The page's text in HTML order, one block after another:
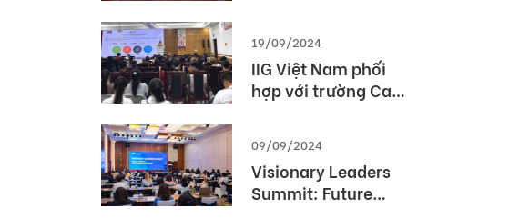
19/09/2024
IIG Việt Nam phối
hợp với trường Cao
“TOEIC- Chuẩn đầu
ra tiếng Anh- Bí
Quyết chinh phục
09/09/2024
Visionary Leaders
Summit: Future